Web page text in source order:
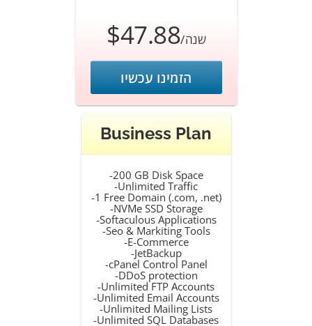
$47.88 /שנה
הזמינו עכשיו
Business Plan
-200 GB Disk Space
-Unlimited Traffic
-1 Free Domain (.com, .net)
-NVMe SSD Storage
-Softaculous Applications
-Seo & Markiting Tools
-E-Commerce
-JetBackup
-cPanel Control Panel
-DDoS protection
-Unlimited FTP Accounts
-Unlimited Email Accounts
-Unlimited Mailing Lists
-Unlimited SQL Databases